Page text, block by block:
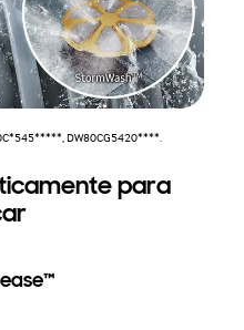
DW80CG5420****.
para